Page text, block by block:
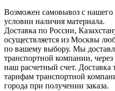
Возможен самовывоз с нашего
условии наличия материала.
Доставка по России,
осуществляется из Москвы
по вашему выбору. Мы
транспортной компании,
наш расчетный счет. Доставка
тарифам транспортной
города при получении заказа.